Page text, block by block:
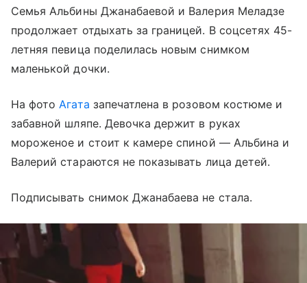
Семья Альбины Джанабаевой и Валерия Меладзе
продолжает отдыхать за границей. В соцсетях 45-
летняя певица поделилась новым снимком
маленькой дочки.
На фотоАгата запечатлена в розовом костюме и
забавной шляпе. Девочка держит в руках
мороженое и стоит к камере спиной — Альбина и
Валерий стараются не показывать лица детей.
Подписывать снимок Джанабаева не стала.